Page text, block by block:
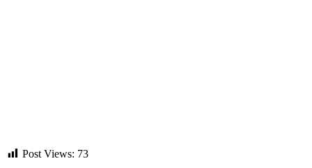
Post Views: 73